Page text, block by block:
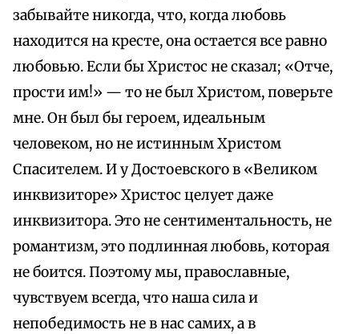
забывайте никогда, что, когда любовь
находится на кресте, она остается все равно
любовью. Если бы Христос не сказал; «Отче,
прости им!» — то не был Христом, поверьте
мне. Он был бы героем, идеальным
человеком, но не истинным Христом
Спасителем. И у Достоевского в «Великом
инквизиторе» Христос целует даже
инквизитора. Это не сентиментальность, не
романтизм, это подлинная любовь, которая
не боится. Поэтому мы, православные,
чувствуем всегда, что наша сила и
непобедимость не в нас самих, а в